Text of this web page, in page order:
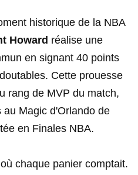
historique de la NBA
Howard réalise une
en signant 40 points
Cette prouesse
rang de MVP du match,
Magic d'Orlando de
en Finales NBA.
chaque panier comptait.